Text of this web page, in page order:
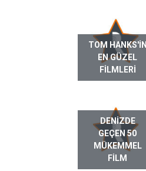
TOM HANKS'IN
EN GÜZEL
FILMLERI
DENIZDE
GEÇEN 50
MÜKEMMEL
FILM